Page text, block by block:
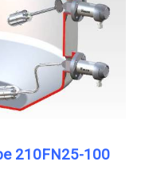
210FN25-100